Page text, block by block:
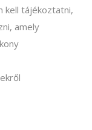
kell tájékoztatni,
amely